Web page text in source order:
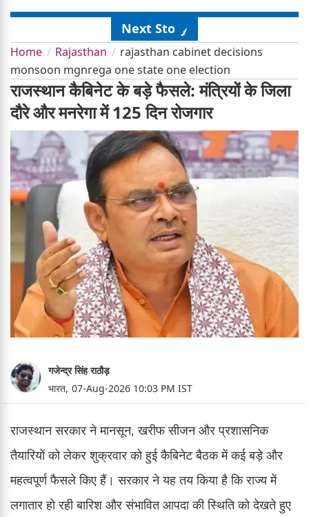
Next Story
Home Rajasthan
rajasthan cabinet decisions
monsoon mgnrega one state one election
राजस्थान कैबिनेट के बड़े फैसले: मंत्रियों के जिला
दौरे और मनरेगा में 125 दिन रोजगार
गजेन्द्र सिंह राठौड़
भारत, 07-Aug-2026 10:03 PM IST
राजस्थान सरकार ने मानसून, खरीफ सीजन और प्रशासनिक
तैयारियों को लेकर शुक्रवार को हुई कैबिनेट बैठक में कई बड़े और
महत्वपूर्ण फैसले किए हैं। सरकार ने यह तय किया है कि राज्य में
लगातार हो रही बारिश और संभावित आपदा की स्थिति को देखते हुए